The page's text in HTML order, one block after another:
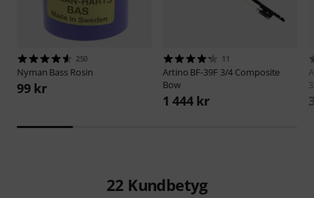
250
Nyman Bass Rosin
99 kr
11
Artino BF-39F 3/4 Composite
Bow
1 444 kr
22 Kundbetyg